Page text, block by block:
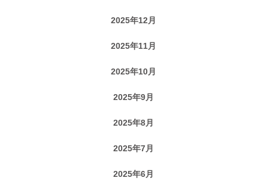
2025年12月
2025年11月
2025年10月
2025年9月
2025年8月
2025年7月
2025年6月